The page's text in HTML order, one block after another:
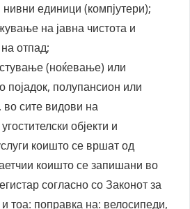
единици (компјутери);
на јавна чистота и
отпад;
(ноќевање) или
појадок, полупансион или
сите видови на
објекти и
коишто се вршат од
коишто се запишани во
согласно со Законот за
и тоа: поправка на: велосипеди,